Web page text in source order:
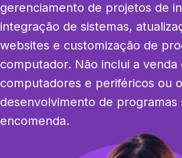
gerenciamento de projetos de
integração de sistemas,
websites e customização de
computador. Não inclui a venda
computadores e periféricos ou o
desenvolvimento de programas
encomenda.